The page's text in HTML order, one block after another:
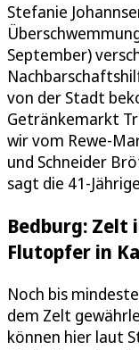
Stefanie
September)
von der Stadt
Getränkemarkt
wir vom Rewe-
und Schneider
sagt die 41-
Bedburg:
Flutopfer in
Noch bis
dem Zelt
können hier laut